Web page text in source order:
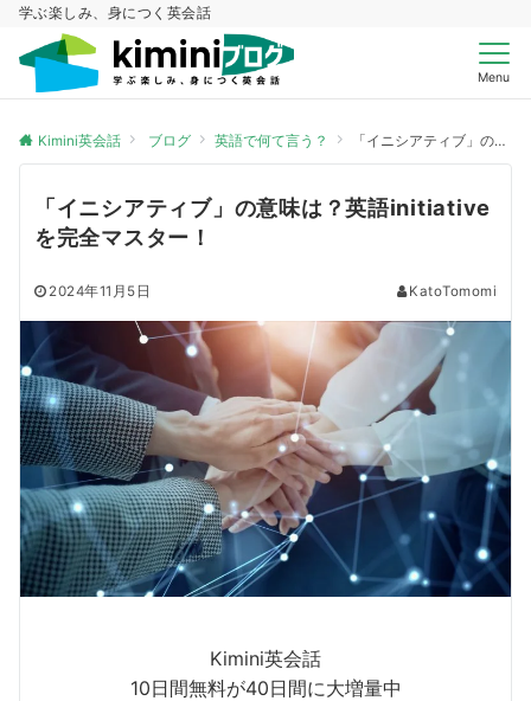
学ぶ楽しみ、身につく英会話
Menu
Kimini英会話 ブログ 英語で何て言う？ 「イニシアティブ」の意味は？英語initiativeを完全マスター！
「イニシアティブ」の意味は？英語initiative
を完全マスター！
2024年11月5日 KatoTomomi
Kimini英会話
10日間無料が40日間に大増量中